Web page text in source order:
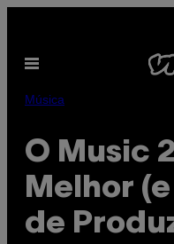
content
Open
Música
O Music
Melhor
de